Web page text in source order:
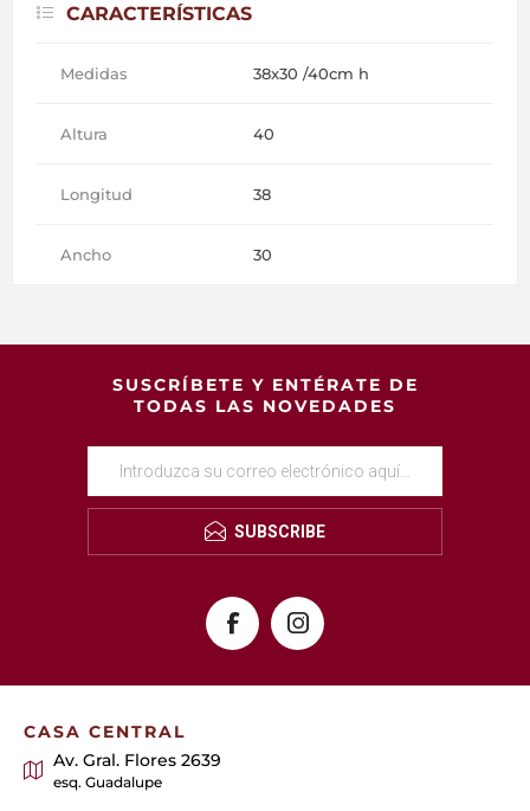
CARACTERÍSTICAS
Medidas 38x30 /40cm h
Altura 40
Longitud 38
Ancho 30
SUSCRÍBETE Y ENTÉRATE DE
TODAS LAS NOVEDADES
SUBSCRIBE
CASA CENTRAL
Av. Gral. Flores 2639
esq. Guadalupe